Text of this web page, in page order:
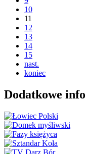
10
11
12
13
14
15
nast.
koniec
Dodatkowe